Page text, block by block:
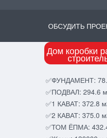
ОБСУДИТЬ
Дом коробки
✅ФУНДАМЕНТ:
✅ПОДВАЛ: 294.6
✅1 КАВАТ: 372.8
✅2 КАВАТ: 375.0
✅ТОМ ЁПМА: